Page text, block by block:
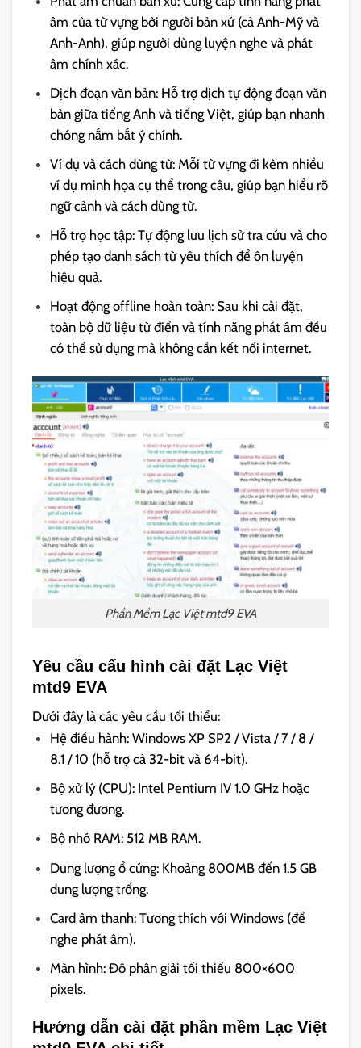
âm của từ vựng bởi người bản xứ (cả Anh-Mỹ và
Anh-Anh), giúp người dùng luyện nghe và phát
âm chính xác.
Dịch đoạn văn bản: Hỗ trợ dịch tự động đoạn văn
bản giữa tiếng Anh và tiếng Việt, giúp bạn nhanh
chóng nắm bắt ý chính.
Ví dụ và cách dùng từ: Mỗi từ vựng đi kèm nhiều
ví dụ minh họa cụ thể trong câu, giúp bạn hiểu rõ
ngữ cảnh và cách dùng từ.
Hỗ trợ học tập: Tự động lưu lịch sử tra cứu và cho
phép tạo danh sách từ yêu thích để ôn luyện
hiệu quả.
Hoạt động offline hoàn toàn: Sau khi cài đặt,
toàn bộ dữ liệu từ điển và tính năng phát âm đều
có thể sử dụng mà không cần kết nối internet.
Phần Mềm Lạc Việt mtd9 EVA
Yêu cầu cấu hình cài đặt Lạc Việt
mtd9 EVA
Dưới đây là các yêu cầu tối thiểu:
Hệ điều hành: Windows XP SP2 / Vista / 7 / 8 /
8.1 / 10 (hỗ trợ cả 32-bit và 64-bit).
Bộ xử lý (CPU): Intel Pentium IV 1.0 GHz hoặc
tương đương.
Bộ nhớ RAM: 512 MB RAM.
Dung lượng ổ cứng: Khoảng 800MB đến 1.5 GB
dung lượng trống.
Card âm thanh: Tương thích với Windows (để
nghe phát âm).
Màn hình: Độ phân giải tối thiểu 800×600
pixels.
Hướng dẫn cài đặt phần mềm Lạc Việt